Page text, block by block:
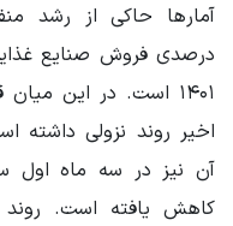
درصدی فروش صنایع
۱۴۰۱ است. در این
اخیر روند نزولی داشته
آن نیز در سه ماه اول
کاهش یافته است. روند